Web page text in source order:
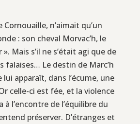
Cornouaille, n’aimait qu’un
: son cheval Morvac’h, le
Mais s’il ne s’était agi que de
falaises… Le destin de Marc’h
lui apparaît, dans l’écume, une
celle-ci est fée, et la violence
à l’encontre de l’équilibre du
préserver. D’étranges et